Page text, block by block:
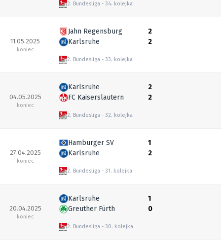
2. Bundesliga 34. kolejka
11.05.2025
koniec
Jahn Regensburg
Karlsruhe
2. Bundesliga 33. kolejka
2
2
04.05.2025
koniec
Karlsruhe
FC Kaiserslautern
2. Bundesliga 32. kolejka
2
2
27.04.2025
koniec
Hamburger SV
Karlsruhe
2. Bundesliga 31. kolejka
1
2
20.04.2025
koniec
Karlsruhe
Greuther Fürth
2. Bundesliga 30. kolejka
1
0